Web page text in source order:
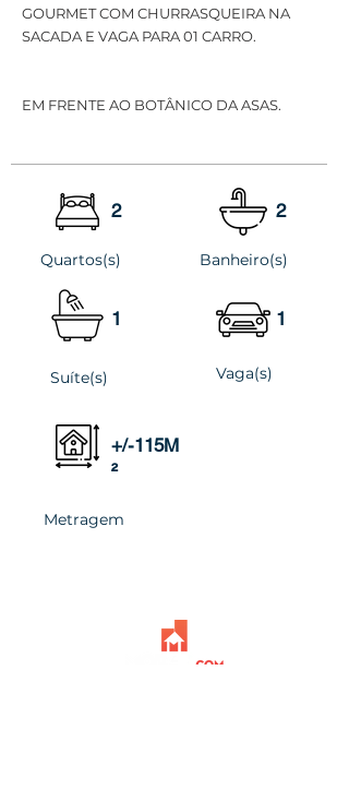
GOURMET COM CHURRASQUEIRA NA
SACADA E VAGA PARA 01 CARRO.
EM FRENTE AO BOTÂNICO DA ASAS.
2
Quartos(s)
1
Suíte(s)
+/-115M
²
2
Banheiro(s)
1
Vaga(s)
Metragem